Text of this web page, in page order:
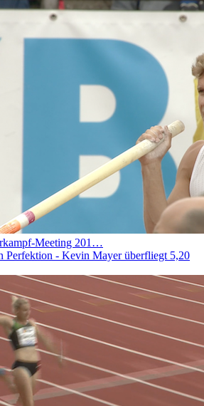
Meeting 201…
Perfektion - Kevin Mayer überfliegt 5,20